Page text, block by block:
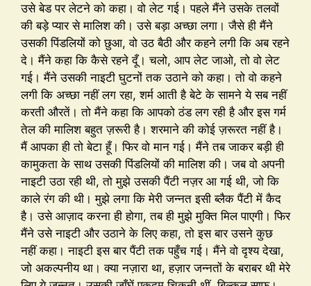
उसे बेड पर लेटने को कहा। वो लेट गई। पहले मैंने उसके तलवों
की बड़े प्यार से मालिश की। उसे बड़ा अच्छा लगा। जैसे ही मैंने
उसकी पिंडलियों को छुआ, वो उठ बैठी और कहने लगी कि अब रहने
दे। मैंने कहा कि कैसे रहने दूँ। चलो, आप लेट जाओ, तो वो लेट
गई। मैंने उसकी नाइटी घुटनों तक उठाने को कहा। तो वो कहने
लगी कि अच्छा नहीं लग रहा, शर्म आती है बेटे के सामने ये सब नहीं
करती औरतें। तो मैंने कहा कि आपको ठंड लग रही है और इस गर्म
तेल की मालिश बहुत ज़रूरी है। शरमाने की कोई ज़रूरत नहीं है।
मैं आपका ही तो बेटा हूँ। फिर वो मान गई। मैंने तब जाकर बड़ी ही
कामुकता के साथ उसकी पिंडलियों की मालिश की। जब वो अपनी
नाइटी उठा रही थी, तो मुझे उसकी पैंटी नज़र आ गई थी, जो कि
काले रंग की थी। मुझे लगा कि मेरी जन्नत इसी ब्लैक पैंटी में कैद
है। उसे आज़ाद करना ही होगा, तब ही मुझे मुक्ति मिल पाएगी। फिर
मैंने उसे नाइटी और उठाने के लिए कहा, तो इस बार उसने कुछ
नहीं कहा। नाइटी इस बार पैंटी तक पहुँच गई। मैंने वो दृश्य देखा,
जो अकल्पनीय था। क्या नज़ारा था, हज़ार जन्नतों के बराबर थी मेरे